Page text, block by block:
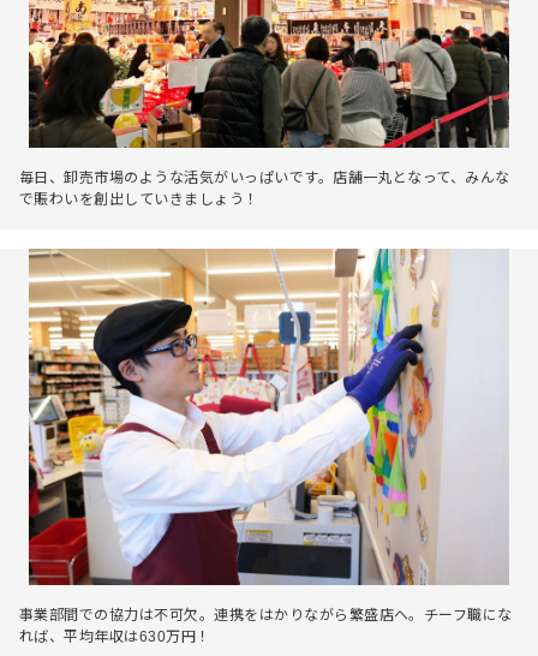
毎日、卸売市場のような活気がいっぱいです。店舗一丸となって、みんな
で賑わいを創出していきましょう！
事業部間での協力は不可欠。連携をはかりながら繁盛店へ。チーフ職にな
れば、平均年収は630万円！